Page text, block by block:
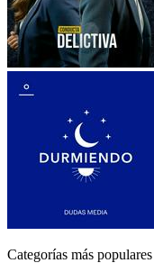
Categorías más populares